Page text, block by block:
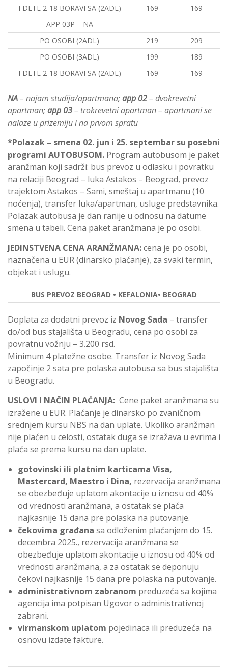
I DETE 2-18 BORAVI SA (2ADL)
169
169
APP 03P – NA
PO OSOBI (2ADL)
219
209
PO OSOBI (3ADL)
199
189
I DETE 2-18 BORAVI SA (2ADL)
169 169
NA– najam studija/apartmana;app 02– dvokrevetni
apartman;app 03– trokrevetni apartman – apartmani se
nalaze u prizemlju i na prvom spratu
*Polazak – smena 02. jun i 25. septembar su posebni
programi AUTOBUSOM. Program autobusom je paket
aranžman koji sadrži: bus prevoz u odlasku i povratku
na relaciji Beograd – luka Astakos – Beograd, prevoz
trajektom Astakos – Sami, smeštaj u apartmanu (10
noćenja), transfer luka/apartman, usluge predstavnika.
Polazak autobusa je dan ranije u odnosu na datume
smena u tabeli. Cena paket aranžmana je po osobi.
JEDINSTVENA CENAARANŽMANA:cena je po osobi,
naznačena u EUR (dinarsko plaćanje), za svaki termin,
objekat i uslugu.
BUS PREVOZ BEOGRAD • KEFALONIA• BEOGRAD
Doplata za dodatni prevoz iz Novog Sada – transfer
do/od bus stajališta u Beogradu, cena po osobi za
povratnu vožnju – 3.200 rsd.
Minimum 4 platežne osobe. Transfer iz Novog Sada
započinje 2 sata pre polaska autobusa sa bus stajališta
u Beogradu.
USLOVI I NAČIN PLAĆANJA: Cene paket aranžmana su
izražene u EUR. Plaćanje je dinarsko po zvaničnom
srednjem kursu NBS na dan uplate. Ukoliko aranžman
nije plaćen u celosti, ostatak duga se izražava u evrima i
plaća se prema kursu na dan uplate.
gotovinski ili platnim karticama Visa,
Mastercard, Maestro i Dina, rezervacija aranžmana
se obezbeđuje uplatom akontacije u iznosu od 40%
od vrednosti aranžmana, a ostatak se plaća
najkasnije 15 dana pre polaska na putovanje.
čekovima građana sa odloženim plaćanjem do 15.
decembra 2025., rezervacija aranžmana se
obezbeđuje uplatom akontacije u iznosu od 40% od
vrednosti aranžmana, a za ostatak se deponuju
čekovi najkasnije 15 dana pre polaska na putovanje.
administrativnom zabranom preduzeća sa kojima
agencija ima potpisan Ugovor o administrativnoj
zabrani.
virmanskom uplatom pojedinaca ili preduzeća na
osnovu izdate fakture.